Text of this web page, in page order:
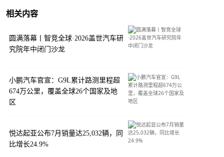
相关内容
圆满落幕丨智竞全球·2026盖世汽车研
究院年中闭门沙龙
小鹏汽车官宣：G9L累计路测里程超
674万公里，覆盖全球26个国家及地
区
悦达起亚公布7月销量达25,032辆，同
比增长24.9%